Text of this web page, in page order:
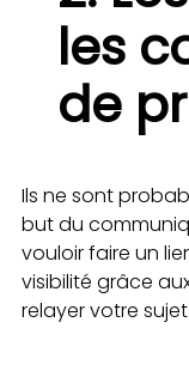
les
de
Ils ne sont
but du
vouloir faire un
visibilité grâce
relayer votre sujet.